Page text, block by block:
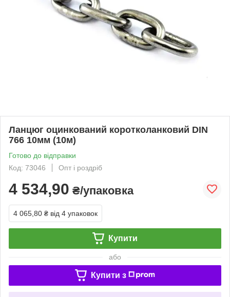
Ланцюг оцинкований коротколанковий DIN
766 10мм (10м)
Готово до відправки
Код: 73046
Опт і роздріб
4 534,90 ₴/упаковка
4 065,80 ₴ від 4 упаковок
Купити
або
Купити з